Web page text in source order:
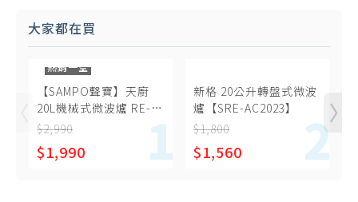
大家都在買
熱銷一空
【SAMPO聲寶】天廚
20L機械式微波爐 RE-
N120TR
$2,990
$1,990
新格 20公升轉盤式微波
爐【SRE-AC2023】
$1,800
$1,560